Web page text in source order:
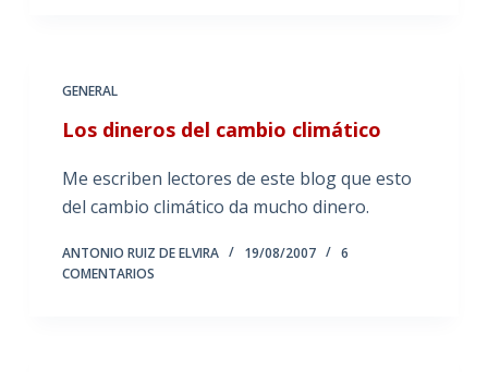
GENERAL
Los dineros del cambio climático
Me escriben lectores de este blog que esto
del cambio climático da mucho dinero.
ANTONIO RUIZ DE ELVIRA 19/08/2007
6
COMENTARIOS